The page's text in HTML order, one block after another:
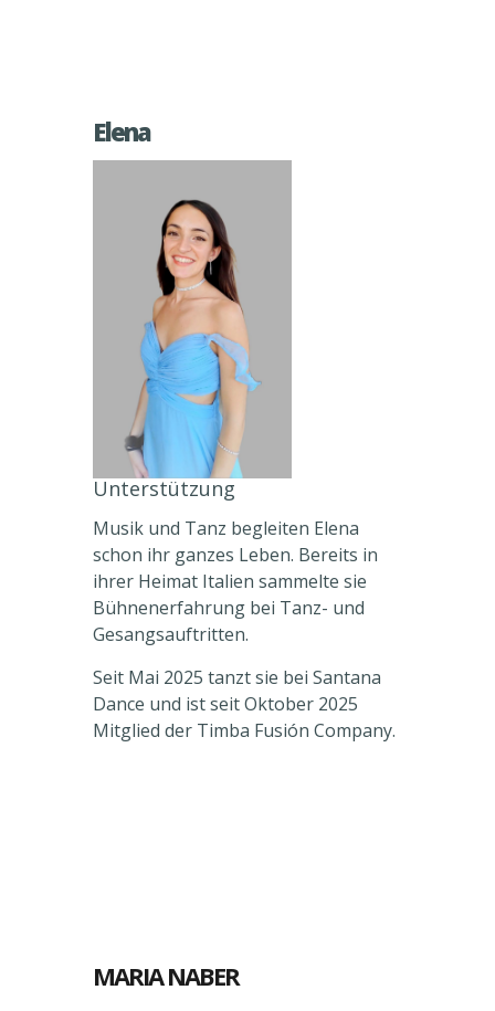
Elena
Unterstützung
Musik und Tanz begleiten Elena
schon ihr ganzes Leben. Bereits in
ihrer Heimat Italien sammelte sie
Bühnenerfahrung bei Tanz- und
Gesangsauftritten.
Seit Mai 2025 tanzt sie bei Santana
Dance und ist seit Oktober 2025
Mitglied der Timba Fusión Company.
MARIA NABER